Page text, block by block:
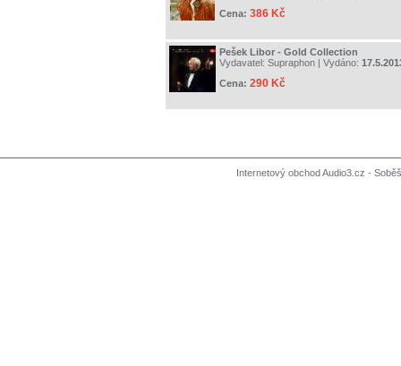
Cena: 386 Kč
Pešek Libor - Gold Collection
Vydavatel: Supraphon | Vydáno:
Cena: 290 Kč
Internetový obchod Audio3.cz -